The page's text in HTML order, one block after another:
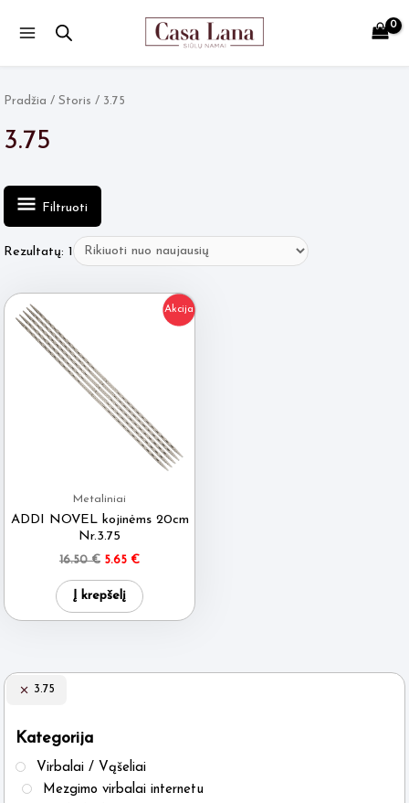
3.75
Kategorija
Virbalai / Vąšeliai
Mezgimo virbalai internetu
Pradžia / Storis / 3.75
3.75
Filtruoti
Rezultatų: 1
Akcija
Metaliniai
ADDI NOVEL kojinėms 20cm
Nr.3.75
16.50€ Original
was:
16.50 €.
5.65 €Current
is:
5.65 €.
Į krepšelį